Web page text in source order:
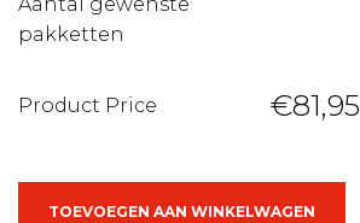
Aantal gewenste
pakketten
Product Price €81,95
TOEVOEGEN AAN WINKELWAGEN